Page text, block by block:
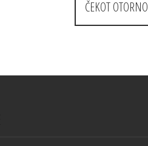
ČEKOT OTORNO